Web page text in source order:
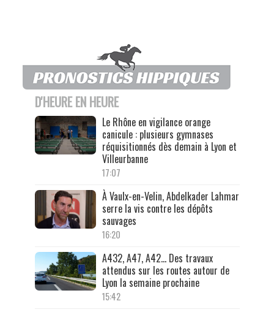
D'HEURE EN HEURE
Le Rhône en vigilance orange
canicule : plusieurs gymnases
réquisitionnés dès demain à Lyon et
Villeurbanne
17:07
À Vaulx-en-Velin, Abdelkader Lahmar
serre la vis contre les dépôts
sauvages
16:20
A432, A47, A42… Des travaux
attendus sur les routes autour de
Lyon la semaine prochaine
15:42